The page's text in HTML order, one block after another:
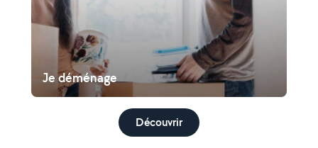
Je déménage
Découvrir